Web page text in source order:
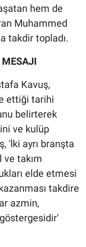
hem de
Muhammed
takdir topladı.
MESAJI
Kavuş,
ettiği tarihi
belirterek
ve kulüp
'İki ayrı branşta
ve takım
elde etmesi
takdire
azmin,